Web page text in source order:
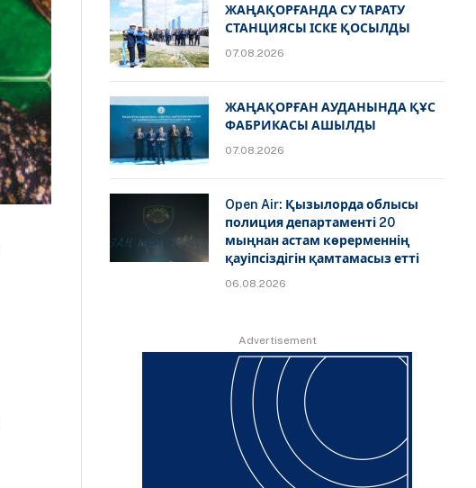
ЖАҢАҚОРҒАНДА СУ ТАРАТУ
СТАНЦИЯСЫ ІСКЕ ҚОСЫЛДЫ
07.08.2026
ЖАҢАҚОРҒАН АУДАНЫНДА ҚҰС
ФАБРИКАСЫ АШЫЛДЫ
07.08.2026
Open Air: Қызылорда облысы
полиция департаменті 20
мыңнан астам көрерменнің
қауіпсіздігін қамтамасыз етті
06.08.2026
Advertisement